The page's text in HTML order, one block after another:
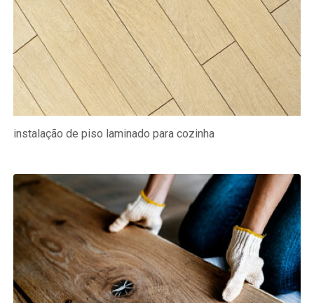
instalação de piso laminado para cozinha